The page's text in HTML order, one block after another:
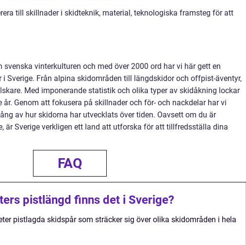
till skillnader i skidteknik, material, teknologiska framsteg för att
svenska vinterkulturen och med över 2000 ord har vi här gett en
Sverige. Från alpina skidområden till längdskidor och offpist-äventyr,
Med imponerande statistik och olika typer av skidåkning lockar
Genom att fokusera på skillnader och för- och nackdelar har vi
av hur skidorna har utvecklats över tiden. Oavsett om du är
är Sverige verkligen ett land att utforska för att tillfredsställa dina
FAQ
pistlängd finns det i Sverige?
pistlagda skidspår som sträcker sig över olika skidområden i hela